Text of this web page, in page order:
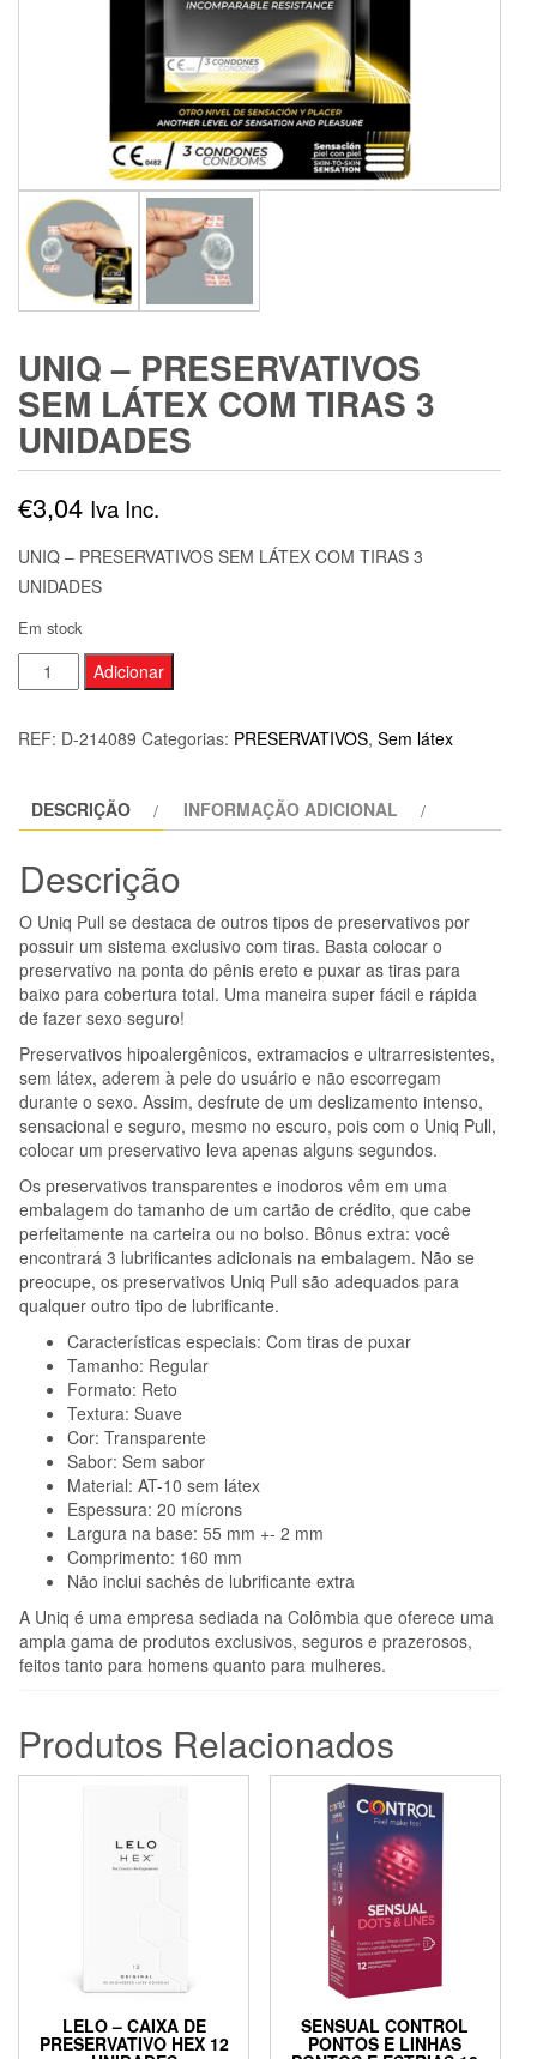
UNIQ – PRESERVATIVOS
SEM LÁTEX COM TIRAS 3
UNIDADES
€3,04 Iva Inc.
UNIQ – PRESERVATIVOS SEM LÁTEX COM TIRAS 3
UNIDADES
Em stock
Quantidade
de
SEM
COM
3
UNIDADES
Adicionar
REF: D-214089 Categorias: PRESERVATIVOS, Sem látex
DESCRIÇÃO INFORMAÇÃO ADICIONAL
Descrição
O Uniq Pull se destaca de outros tipos de preservativos por
possuir um sistema exclusivo com tiras. Basta colocar o
preservativo na ponta do pênis ereto e puxar as tiras para
baixo para cobertura total. Uma maneira super fácil e rápida
de fazer sexo seguro!
Preservativos hipoalergênicos, extramacios e ultrarresistentes,
sem látex, aderem à pele do usuário e não escorregam
durante o sexo. Assim, desfrute de um deslizamento intenso,
sensacional e seguro, mesmo no escuro, pois com o Uniq Pull,
colocar um preservativo leva apenas alguns segundos.
Os preservativos transparentes e inodoros vêm em uma
embalagem do tamanho de um cartão de crédito, que cabe
perfeitamente na carteira ou no bolso. Bônus extra: você
encontrará 3 lubrificantes adicionais na embalagem. Não se
preocupe, os preservativos Uniq Pull são adequados para
qualquer outro tipo de lubrificante.
Características especiais: Com tiras de puxar
Tamanho: Regular
Formato: Reto
Textura: Suave
Cor: Transparente
Sabor: Sem sabor
Material: AT-10 sem látex
Espessura: 20 mícrons
Largura na base: 55 mm +- 2 mm
Comprimento: 160 mm
Não inclui sachês de lubrificante extra
A Uniq é uma empresa sediada na Colômbia que oferece uma
ampla gama de produtos exclusivos, seguros e prazerosos,
feitos tanto para homens quanto para mulheres.
Produtos Relacionados
LELO – CAIXA DE
PRESERVATIVO HEX 12
SENSUAL CONTROL
PONTOS E LINHAS